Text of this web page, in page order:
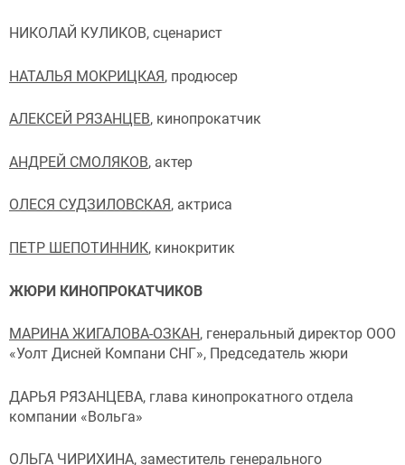
НИКОЛАЙ КУЛИКОВ, сценарист
НАТАЛЬЯ МОКРИЦКАЯ, продюсер
АЛЕКСЕЙ РЯЗАНЦЕВ, кинопрокатчик
АНДРЕЙ СМОЛЯКОВ, актер
ОЛЕСЯ СУДЗИЛОВСКАЯ, актриса
ПЕТР ШЕПОТИННИК, кинокритик
ЖЮРИ КИНОПРОКАТЧИКОВ
МАРИНА ЖИГАЛОВА-ОЗКАН, генеральный директор ООО
«Уолт Дисней Компани СНГ», Председатель жюри
ДАРЬЯ РЯЗАНЦЕВА, глава кинопрокатного отдела
компании «Вольга»
ОЛЬГА ЧИРИХИНА, заместитель генерального